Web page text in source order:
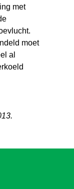
met
moet
al